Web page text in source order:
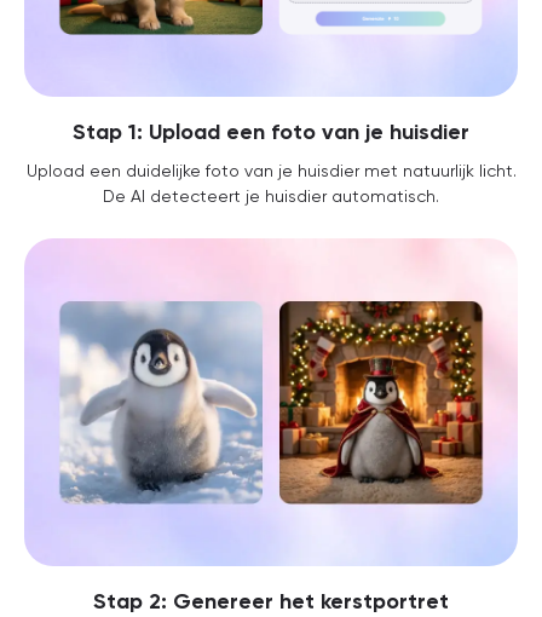
Stap 1: Upload een foto van je huisdier
Upload een duidelijke foto van je huisdier met natuurlijk licht.
De AI detecteert je huisdier automatisch.
Stap 2: Genereer het kerstportret